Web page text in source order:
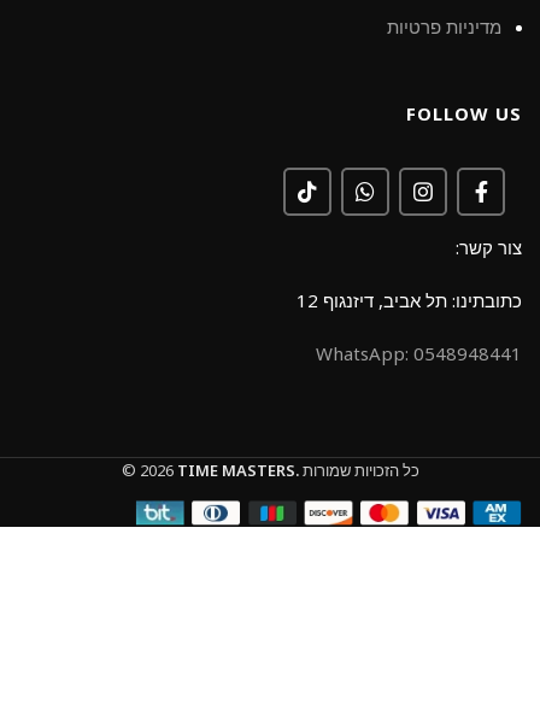
מדיניות פרטיות
FOLLOW US
צור קשר:
כתובתינו: תל אביב, דיזנגוף 12
0548948441 :WhatsApp
© 2026 TIME MASTERS.כל הזכויות שמורות